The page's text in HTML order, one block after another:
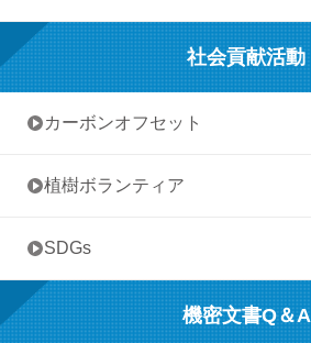
社会貢献活動
• カーボンオフセット
• 植樹ボランティア
• SDGs
機密文書Q＆A